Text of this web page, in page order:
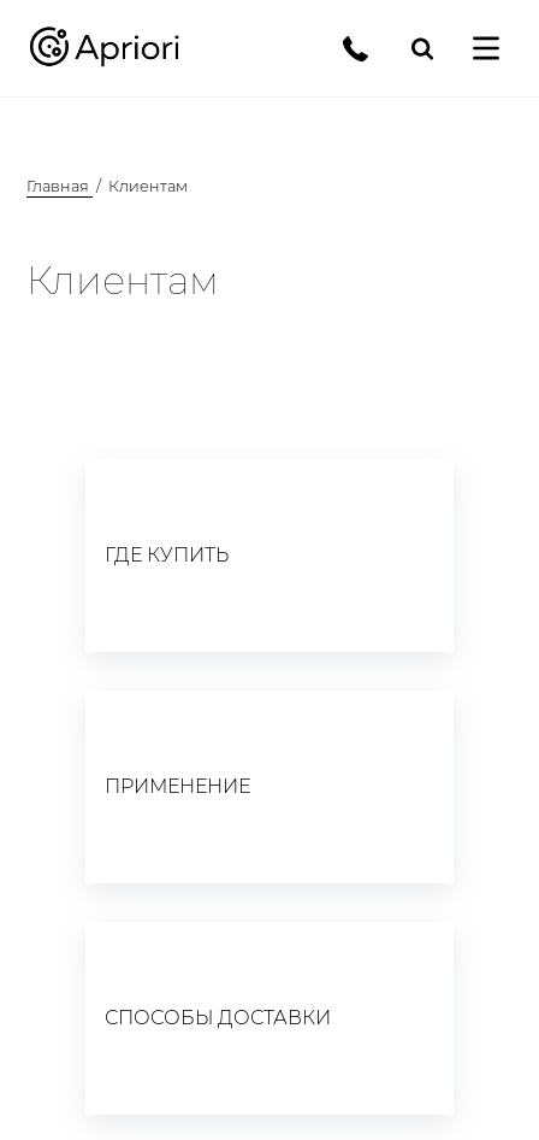
Главная Клиентам
Клиентам
ГДЕ КУПИТЬ
ПРИМЕНЕНИЕ
СПОСОБЫ ДОСТАВКИ